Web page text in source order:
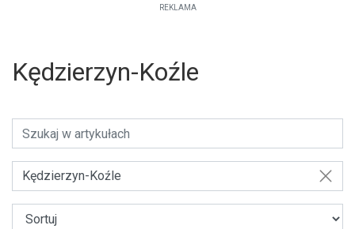
REKLAMA
Kędzierzyn-Koźle
Kędzierzyn-Koźle